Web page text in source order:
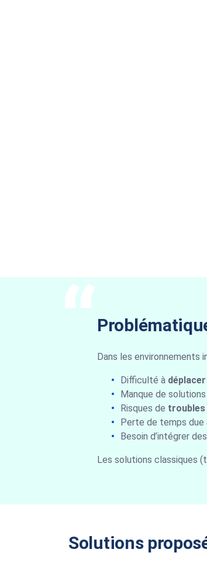
Dans les environnements
Difficulté à
Manque de
Risques de
Perte de temps
Besoin d’intégrer des
Les solutions classiques
Solutions